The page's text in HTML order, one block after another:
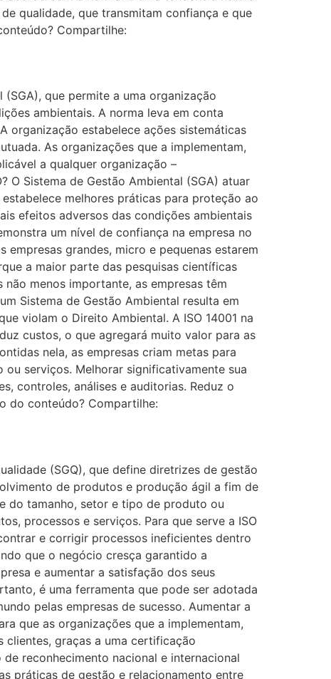
qualidade, que transmitam confiança e que
Compartilhe:
(SGA), que permite a uma organização
ambientais. A norma leva em conta
organização estabelece ações sistemáticas
As organizações que a implementam,
a qualquer organização –
O Sistema de Gestão Ambiental (SGA) atuar
melhores práticas para proteção ao
efeitos adversos das condições ambientais
um nível de confiança na empresa no
grandes, micro e pequenas estarem
a maior parte das pesquisas científicas
menos importante, as empresas têm
Sistema de Gestão Ambiental resulta em
violam o Direito Ambiental. A ISO 14001 na
custos, o que agregará muito valor para as
nela, as empresas criam metas para
serviços. Melhorar significativamente sua
controles, análises e auditorias. Reduz o
do conteúdo? Compartilhe:
(SGQ), que define diretrizes de gestão
de produtos e produção ágil a fim de
do tamanho, setor e tipo de produto ou
processos e serviços. Para que serve a ISO
e corrigir processos ineficientes dentro
que o negócio cresça garantido a
e aumentar a satisfação dos seus
é uma ferramenta que pode ser adotada
pelas empresas de sucesso. Aumentar a
que as organizações que a implementam,
clientes, graças a uma certificação
reconhecimento nacional e internacional
práticas de gestão e relacionamento entre